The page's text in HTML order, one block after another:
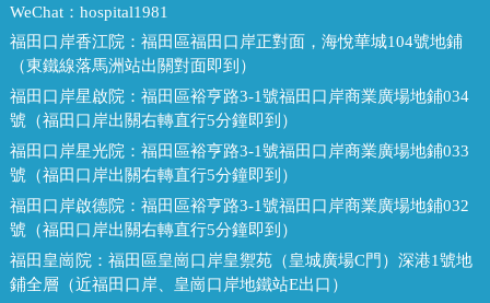
WeChat： hospital1981
福田口岸香江院： 福田區福田口岸正對面，海悅華城104號地鋪
（東鐵線落馬洲站出關對面即到）
福田口岸星啟院： 福田區裕亨路3-1號福田口岸商業廣場地鋪034
號（福田口岸出關右轉直行5分鐘即到）
福田口岸星光院： 福田區裕亨路3-1號福田口岸商業廣場地鋪033
號（福田口岸出關右轉直行5分鐘即到）
福田口岸啟德院： 福田區裕亨路3-1號福田口岸商業廣場地鋪032
號（福田口岸出關右轉直行5分鐘即到）
福田皇崗院： 福田區皇崗口岸皇禦苑（皇城廣場C門）深港1號地
鋪全層（近福田口岸、皇崗口岸地鐵站E出口）